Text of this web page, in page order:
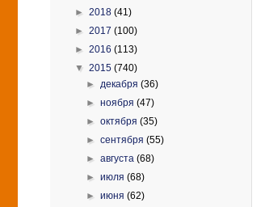
► 2018 (41)
► 2017 (100)
► 2016 (113)
▼ 2015 (740)
► декабря(36)
►ноября(47)
►октября(35)
►сентября(55)
►августа(68)
►июля(68)
►июня(62)